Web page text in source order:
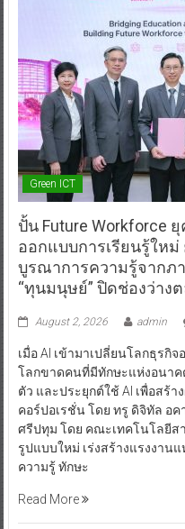
Green ICT
ปั้น Future Workforce
ออกแบบการเรียนรู้ให
บูรณาการความรู้จากภ
“ทุนมนุษย์” ปิดช่องว่าง
August 2, 2026 admin
เมื่อ AI เข้ามาเปลี่ยนโลกธุรกิ
โลกขาดคนที่มีทักษะแห่งอนาค
ตัว และประยุกต์ใช้ AI เพื่อสร้า
คอร์ปอเรชั่น โดย ทรู ดิจิทัล อ
ศรีปทุม โดย คณะเทคโนโลยีส
รูปแบบใหม่ เร่งสร้างแรงงาน
ความรู้ ทักษะ
Read More